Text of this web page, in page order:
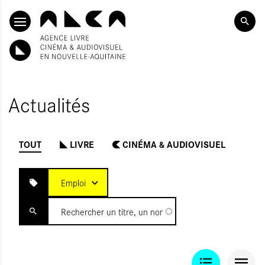
SKIP TO CONTENT
Actualités
TOUT LIVRE CINÉMA & AUDIOVISUEL
Emploi